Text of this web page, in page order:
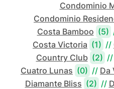
Condominio
Condominio
Costa Bamboo (5)
Costa Victoria (1) //
Country Club (2) //
Cuatro Lunas (0) // Da
Diamante Bliss (2) //